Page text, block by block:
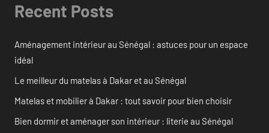
Recent Posts
Aménagement intérieur au Sénégal : astuces pour un espace
idéal
Le meilleur du matelas à Dakar et au Sénégal
Matelas et mobilier à Dakar : tout savoir pour bien choisir
Bien dormir et aménager son intérieur : literie au Sénégal